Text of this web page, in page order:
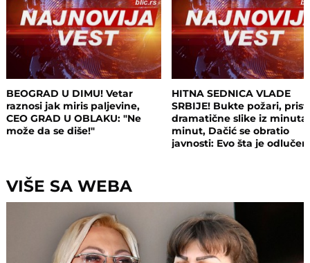
BEOGRAD U DIMU! Vetar
raznosi jak miris paljevine,
CEO GRAD U OBLAKU: "Ne
može da se diše!"
HITNA SEDNICA VLADE
SRBIJE! Bukte požari,
dramatične slike iz minuta
minut, Dačić se obratio
javnosti: Evo šta je
VIŠE SA WEBA